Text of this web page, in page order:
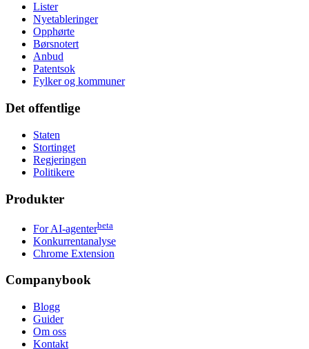
Lister
Nyetableringer
Opphørte
Børsnotert
Anbud
Patentsok
Fylker og kommuner
Det offentlige
Staten
Stortinget
Regjeringen
Politikere
Produkter
For AI-agenterbeta
Konkurrentanalyse
Chrome Extension
Companybook
Blogg
Guider
Om oss
Kontakt